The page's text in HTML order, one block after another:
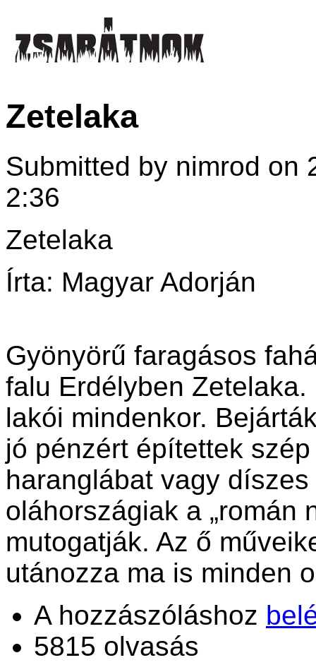
Zetelaka
Submitted by nimrod on
2:36
Zetelaka
Írta: Magyar Adorján
Gyönyörű faragásos
falu Erdélyben
lakói mindenkor.
jó pénzért építettek
haranglábat vagy
oláhországiak a „román
mutogatják. Az ő
utánozza ma is minden
A hozzászóláshoz
5815 olvasás